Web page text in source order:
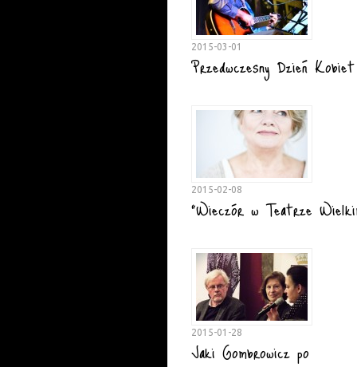
2015-03-01
Przedwczesny Dzień Kobiet
2015-02-08
"Wieczór w Teatrze
2015-01-28
Jaki Gombrowicz po